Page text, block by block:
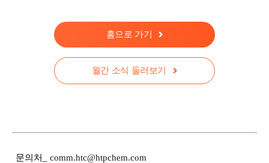
홈으로 가기
월간 소식 둘러보기
문의처 comm.htc@htpchem.com